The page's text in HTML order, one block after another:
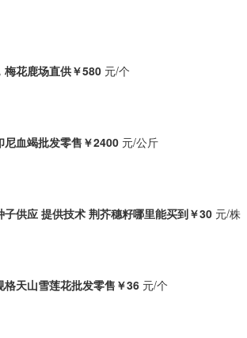
梅花鹿场直供￥580 元/个
尼血竭批发零售 ￥2400 元/公斤
子供应 提供技术 荆芥穗籽哪里能买到￥30 元/株
格天山雪莲花批发零售 ￥36 元/个